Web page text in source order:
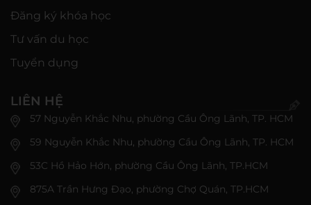
Đăng ký khóa học
Tư vấn du học
Tuyển dụng
LIÊN HỆ
57 Nguyễn Khắc Nhu, phường Cầu Ông Lãnh, TP. HCM
59 Nguyễn Khắc Nhu, phường Cầu Ông Lãnh, TP. HCM
53C Hồ Hảo Hớn, phường Cầu Ông Lãnh, TP.HCM
875A Trần Hưng Đạo, phường Chợ Quán, TP.HCM